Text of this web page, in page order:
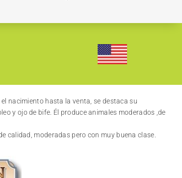
nacimiento hasta la venta, se destaca su
y ojo de bife. Él produce animales moderados ,de
calidad, moderadas pero con muy buena clase.